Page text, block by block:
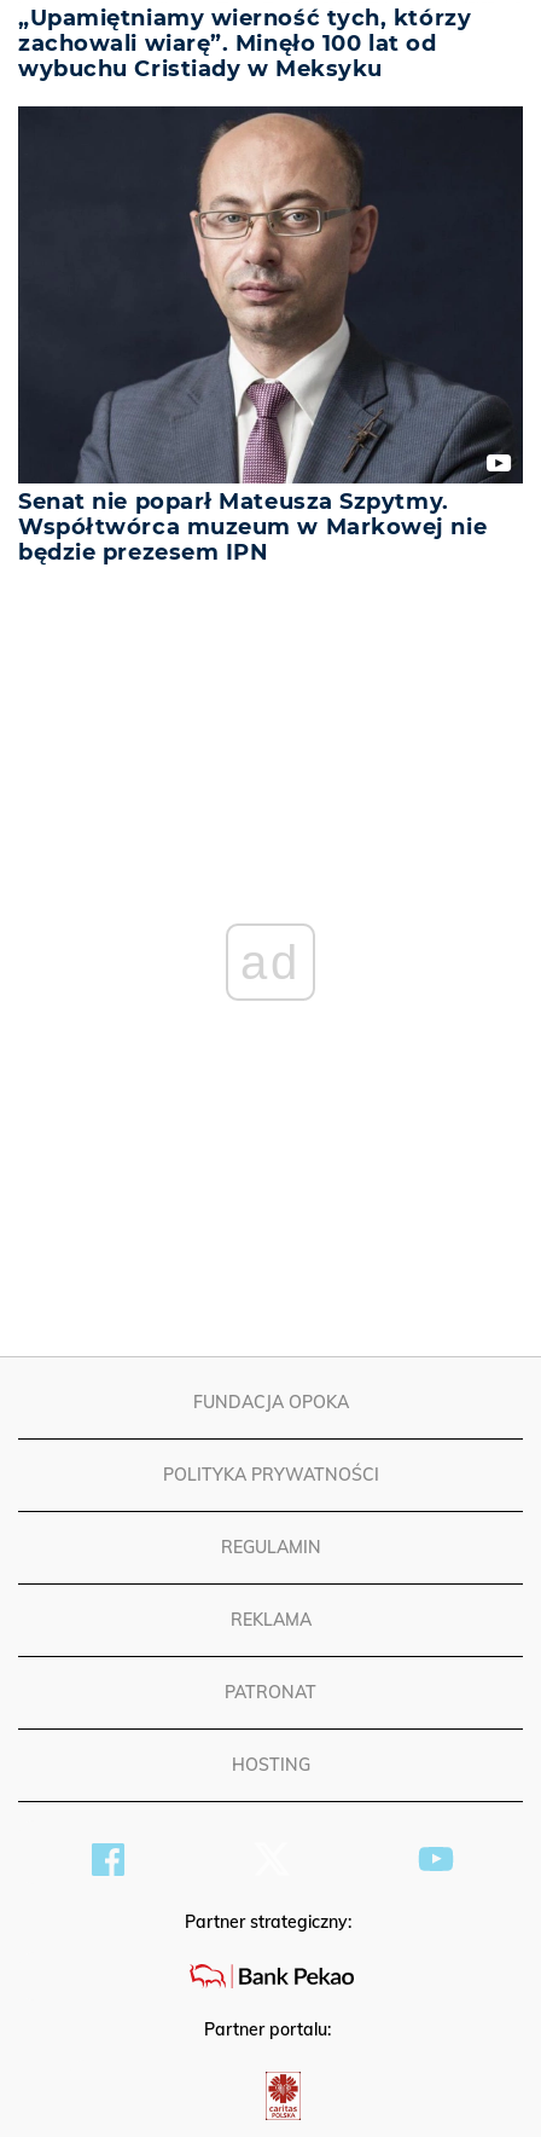
„Upamiętniamy wierność tych, którzy
zachowali wiarę”. Minęło 100 lat od
wybuchu Cristiady w Meksyku
Senat nie poparł Mateusza Szpytmy.
Współtwórca muzeum w Markowej nie
będzie prezesem IPN
FUNDACJA OPOKA
Partner strategiczny:
Partner portalu: